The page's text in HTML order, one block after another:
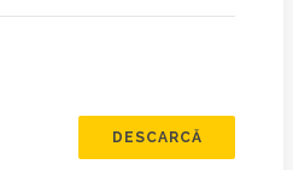
DESCARCĂ